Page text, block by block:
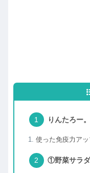
りんたろー
使った免疫力ア
①野菜サラ